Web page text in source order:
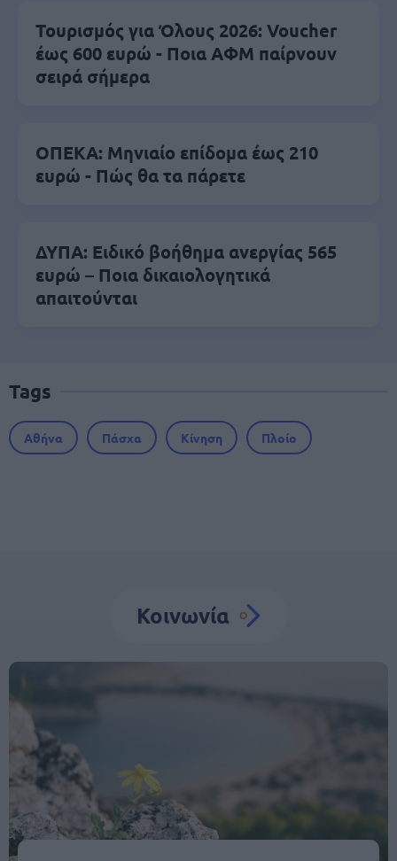
Τουρισμός για Όλους 2026: Voucher
έως 600 ευρώ - Ποια ΑΦΜ παίρνουν
σειρά σήμερα
ΟΠΕΚΑ: Μηνιαίο επίδομα έως 210
ευρώ - Πώς θα τα πάρετε
ΔΥΠΑ: Ειδικό βοήθημα ανεργίας 565
ευρώ – Ποια δικαιολογητικά
απαιτούνται
Tags
Αθήνα Πάσχα Κίνηση Πλοίο
Κοινωνία